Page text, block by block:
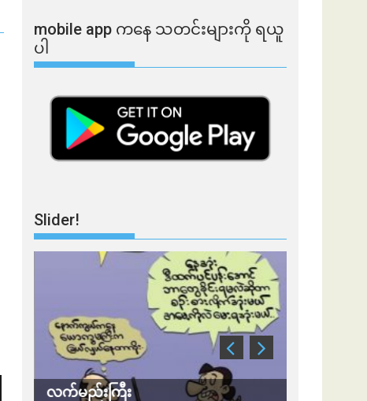
mobile app ​​ကနေ ​​သတင်းများကို ရယူ
ပါ
Slider!
လက်မည်းကြီး